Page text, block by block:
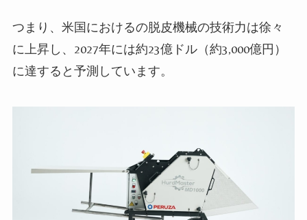
つまり、米国におけるの脱皮機械の技術力は徐々
に上昇し、2027年には約23億ドル（約3,000億円）
に達すると予測しています。